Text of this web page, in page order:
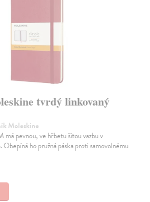
tvrdý linkovaný
Moleskine
má pevnou, ve hřbetu šitou vazbu v
ho pružná páska proti samovolnému